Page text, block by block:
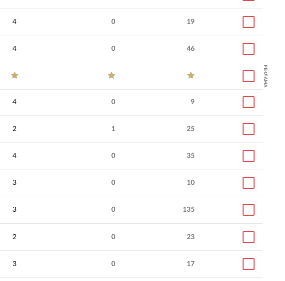
4 0 19
4 0 46
РЕКЛАМА
4 0 9
2 1 25
4 0 35
3 0 10
3 0 135
2 0 23
3 0 17